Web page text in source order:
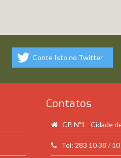
Conte Isto no Twitter
Contatos
CP. Nº1 - Cidade
Tel: 283 10 38 / 10